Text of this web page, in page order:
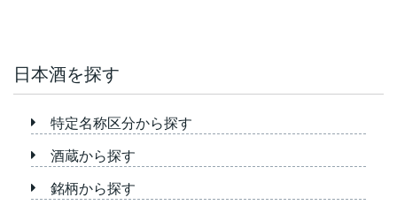
日本酒を探す
特定名称区分から探す
酒蔵から探す
銘柄から探す